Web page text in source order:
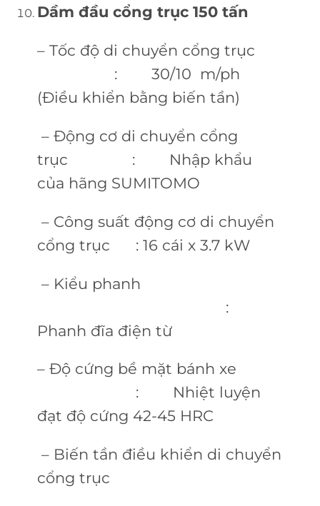
Dầm đầu cổng trục 150 tấn
– Tốc độ di chuyển cổng trục
: 30/10 m/ph
(Điều khiển bằng biến tần)
– Động cơ di chuyển cổng
trục : Nhập khẩu
của hãng SUMITOMO
– Công suất động cơ di chuyển
cổng trục : 16 cái x 3.7 kW
– Kiểu phanh
:
Phanh đĩa điện từ
– Độ cứng bề mặt bánh xe
: Nhiệt luyện
đạt độ cứng 42-45 HRC
– Biến tần điều khiển di chuyển
cổng trục